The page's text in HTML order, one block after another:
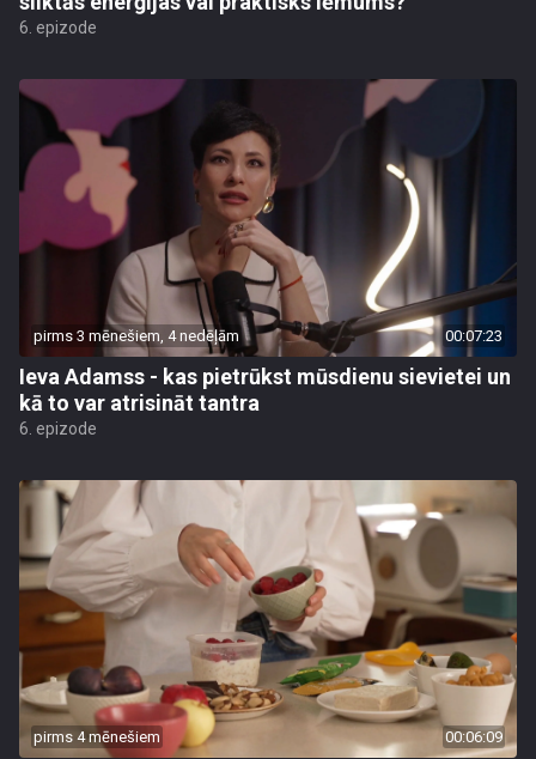
6. epizode
pirms 3 mēnešiem, 4 nedēļām 00:07:23
Ieva Adamss - kas pietrūkst mūsdienu sievietei un
kā to var atrisināt tantra
6. epizode
pirms 4 mēnešiem 00:06:09